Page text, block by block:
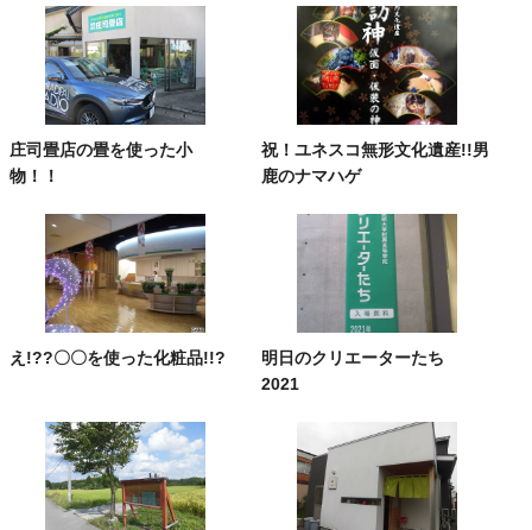
庄司畳店の畳を使った小
物！！
祝！ユネスコ無形文化遺産!!男
鹿のナマハゲ
え!??〇〇を使った化粧品!!?
明日のクリエーターたち
2021